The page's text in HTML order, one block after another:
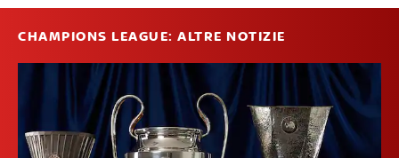
CHAMPIONS LEAGUE: ALTRE NOTIZIE